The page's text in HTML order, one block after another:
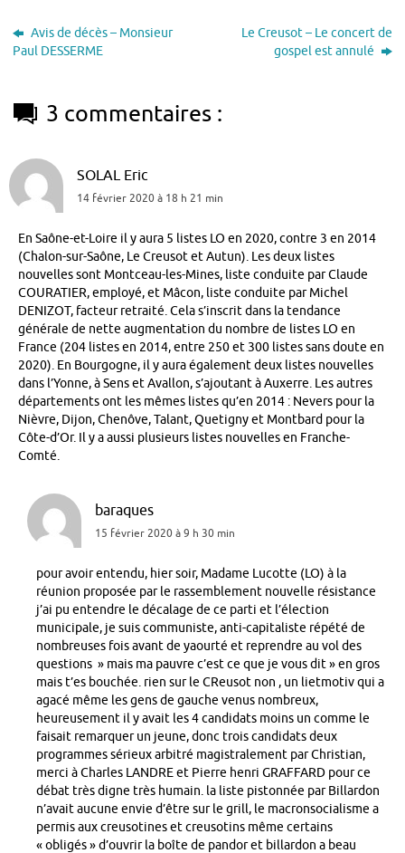
Avis de décès – Monsieur
Paul DESSERME
Le Creusot – Le concert de
gospel est annulé
3 commentaires :
SOLAL Eric
14 février 2020 à 18 h 21 min
En Saône-et-Loire il y aura 5 listes LO en 2020, contre 3 en 2014
(Chalon-sur-Saône, Le Creusot et Autun). Les deux listes
nouvelles sont Montceau-les-Mines, liste conduite par Claude
COURATIER, employé, et Mâcon, liste conduite par Michel
DENIZOT, facteur retraité. Cela s’inscrit dans la tendance
générale de nette augmentation du nombre de listes LO en
France (204 listes en 2014, entre 250 et 300 listes sans doute en
2020). En Bourgogne, il y aura également deux listes nouvelles
dans l’Yonne, à Sens et Avallon, s’ajoutant à Auxerre. Les autres
départements ont les mêmes listes qu’en 2014 : Nevers pour la
Nièvre, Dijon, Chenôve, Talant, Quetigny et Montbard pour la
Côte-d’Or. Il y a aussi plusieurs listes nouvelles en Franche-
Comté.
baraques
15 février 2020 à 9 h 30 min
pour avoir entendu, hier soir, Madame Lucotte (LO) à la
réunion proposée par le rassemblement nouvelle résistance
j’ai pu entendre le décalage de ce parti et l’élection
municipale, je suis communiste, anti-capitaliste répété de
nombreuses fois avant de yaourté et reprendre au vol des
questions » mais ma pauvre c’est ce que je vous dit » en gros
mais t’es bouchée. rien sur le CReusot non , un lietmotiv qui a
agacé même les gens de gauche venus nombreux,
heureusement il y avait les 4 candidats moins un comme le
faisait remarquer un jeune, donc trois candidats deux
programmes sérieux arbitré magistralement par Christian,
merci à Charles LANDRE et Pierre henri GRAFFARD pour ce
débat très digne très humain. la liste pistonnée par Billardon
n’avait aucune envie d’être sur le grill, le macronsocialisme a
permis aux creusotines et creusotins même certains
« obligés » d’ouvrir la boîte de pandor et billardon a beau